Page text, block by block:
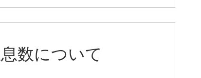
数について